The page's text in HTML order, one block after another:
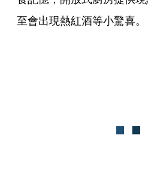
至會出現熱紅酒等小驚喜。